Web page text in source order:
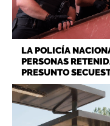
LA POLICÍA
PERSONAS
PRESUNTO